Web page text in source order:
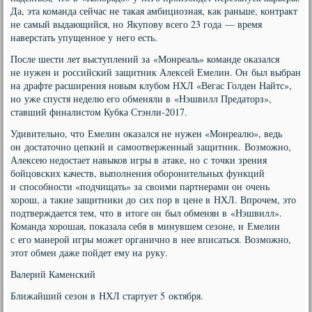
Да, эта команда сейчас не такая амбициозная, как раньше, контракт
не самый выдающийся, но Якупову всего 23 года — время
наверстать упущенное у него есть.
После шести лет выступлений за «Монреаль» команде оказался
не нужен и российский защитник Алексей Емелин. Он был выбран
на драфте расширения новым клубом НХЛ «Вегас Голден Найтс»,
но уже спустя неделю его обменяли в «Нэшвилл Предаторз»,
ставший финалистом Кубка Стэнли-2017.
Удивительно, что Емелин оказался не нужен «Монреалю», ведь
он достаточно цепкий и самоотверженный защитник. Возможно,
Алексею недостает навыков игры в атаке, но с точки зрения
бойцовских качеств, выполнения оборонительных функций
и способности «подчищать» за своими партнерами он очень
хорош, а такие защитники до сих пор в цене в НХЛ. Впрочем, это
подтверждается тем, что в итоге он был обменян в «Нэшвилл».
Команда хорошая, показала себя в минувшем сезоне, и Емелин
с его манерой игры может органично в нее вписаться. Возможно,
этот обмен даже пойдет ему на руку.
Валерий Каменский
Ближайший сезон в НХЛ стартует 5 октября.